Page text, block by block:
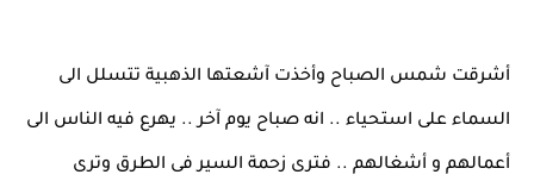
أشرقت شمس الصباح وأخذت آشعتها الذهبية تتسلل الى
السماء على استحياء .. انه صباح يوم آخر .. يهرع فيه الناس الى
أعمالهم و أشغالهم .. فترى زحمة السير فى الطرق وترى